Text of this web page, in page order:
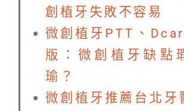
創植牙失敗不容易
微創植牙PTT、
版：微創植牙缺點
瑜？
微創植牙推薦台北牙